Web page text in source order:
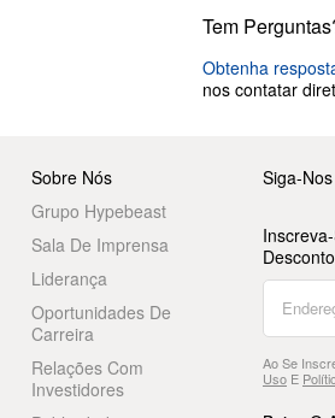
Tem
Obtenha
nos contatar
Sobre Nós
Grupo Hypebeast
Sala De Imprensa
Liderança
Oportunidades De
Carreira
Relações Com
Investidores
Siga-Nos
Ao Se
UsoE